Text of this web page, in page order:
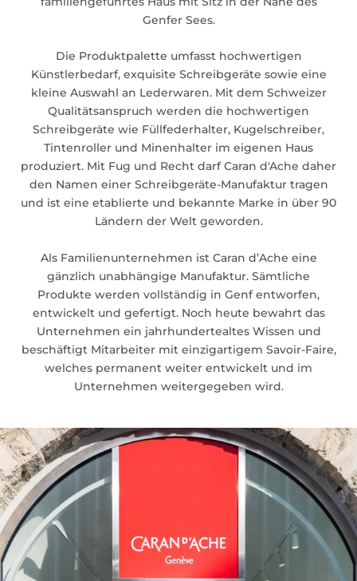
Genfer Sees.
Die Produktpalette umfasst hochwertigen
Künstlerbedarf, exquisite Schreibgeräte sowie eine
kleine Auswahl an Lederwaren. Mit dem Schweizer
Qualitätsanspruch werden die hochwertigen
Schreibgeräte wie Füllfederhalter, Kugelschreiber,
Tintenroller und Minenhalter im eigenen Haus
produziert. Mit Fug und Recht darf Caran d'Ache daher
den Namen einer Schreibgeräte-Manufaktur tragen
und ist eine etablierte und bekannte Marke in über 90
Ländern der Welt geworden.
Als Familienunternehmen ist Caran d’Ache eine
gänzlich unabhängige Manufaktur. Sämtliche
Produkte werden vollständig in Genf entworfen,
entwickelt und gefertigt. Noch heute bewahrt das
Unternehmen ein jahrhundertealtes Wissen und
beschäftigt Mitarbeiter mit einzigartigem Savoir-Faire,
welches permanent weiter entwickelt und im
Unternehmen weitergegeben wird.